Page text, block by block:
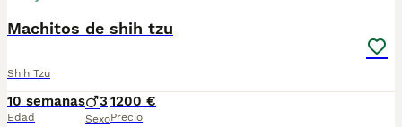
Machitos de shih tzu
Shih Tzu
10 semanas
Edad
3
Sexo
1200 €
Precio